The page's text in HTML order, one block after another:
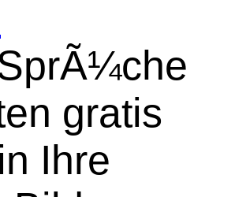
gratis
Ihre